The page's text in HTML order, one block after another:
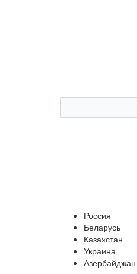
Россия
Беларусь
Казахстан
Украина
Азербайджан